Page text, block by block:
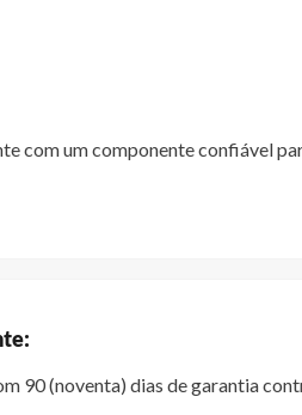
com um componente confiável
90 (noventa) dias de garantia